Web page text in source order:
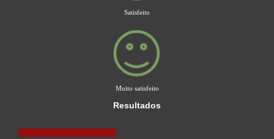
Satisfeito
Muito satisfeito
Resultados